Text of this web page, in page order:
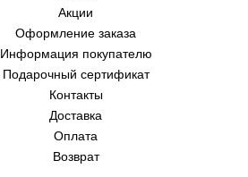
Акции
Оформление заказа
Информация покупателю
Подарочный сертификат
Контакты
Доставка
Оплата
Возврат